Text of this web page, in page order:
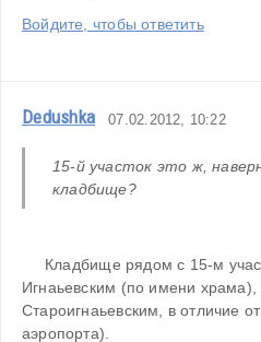
Войдите, чтобы ответить
Dedushka 07.02.2012, 10:22
15-й участок это ж,
кладбище?
Кладбище рядом с 15-м
Игнаьевским (по имени
Староигнаьевским, в отличие
аэропорта).